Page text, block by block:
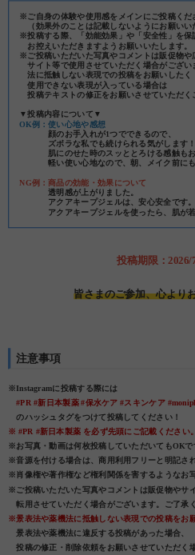
※ご自身の体験や使用感をメインにご投稿くだ
（効果外のことは記載しないようにお願いい
※投稿する際、「効能効果」や「安全性」を保
お控えいただきますようお願いいたします。
※ご投稿いただいた写真やコメントは販促物や
サイト等で使用させていただく場合がござい
法に抵触しない表現での投稿をお願いしたく
使用できない表現が入っている場合は
投稿テキストの修正をお願いさせていただく
▼投稿内容について▼
OK例：使い心地や感想
顔のお手入れが1つでできるので、
ズボラな私でも続けられる気がします！
肌にのせた時のスッととろける感触もお
軽い使い心地なので、朝、メイク前にも
NG例：商品の効能・効果について
透明感が上がりました。
アクアキープジェルは、安心安全です。
アクアキープジェルを使ったら、肌が若
投稿期限：2026/
皆さまのご参加、心より
注意事項
※Instagramに投稿する際には
#PR #新日本製薬 #保水ケア #スキンケア
のハッシュタグをつけて投稿してください！
※ #PR #新日本製薬 を必ず先頭にご記載ください。
※お写真・動画は何枚投稿していただいてもOKで
※音源を付ける場合は、商用利用フリーと明記さ
※肖像権や著作権など権利関係を害するようなお
※ご投稿いただいた写真やコメントは販促物やサ
転用させていただく場合がございます。ご了承
※景表法や薬機法に抵触しない表現での投稿をお
景表法や薬機法に違反する投稿があった場合、
投稿の修正・削除依頼をお願いさせていただく